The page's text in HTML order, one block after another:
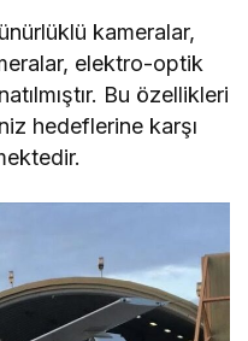
kameralar,
elektro-optik
Bu özellikleri
hedeflerine karşı